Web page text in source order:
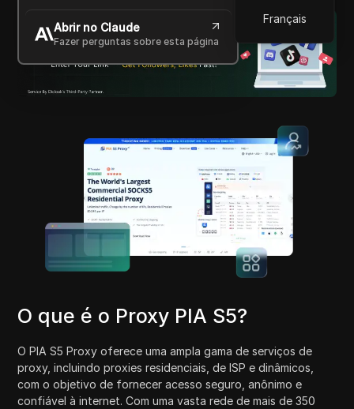
Français
Abrir no Claude
Fazer perguntas sobre esta página
O que é o Proxy PIA S5?
O PIA S5 Proxy oferece uma ampla gama de serviços de
proxy, incluindo proxies residenciais, de ISP e dinâmicos,
com o objetivo de fornecer acesso seguro, anônimo e
confiável à internet. Com uma vasta rede de mais de 350